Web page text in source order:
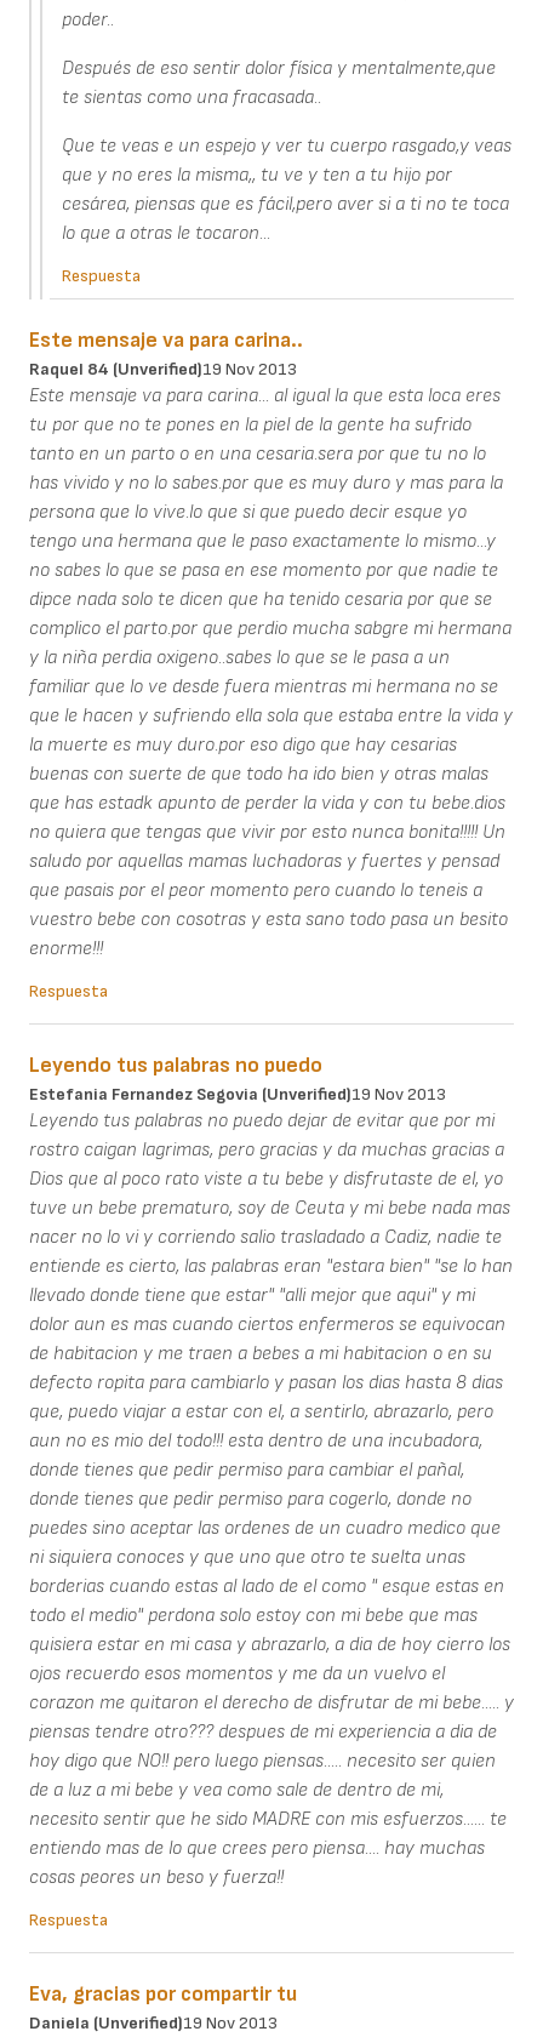
poder..
Después de eso sentir dolor física y mentalmente,que
te sientas como una fracasada..
Que te veas e un espejo y ver tu cuerpo rasgado,y veas
que y no eres la misma,, tu ve y ten a tu hijo por
cesárea, piensas que es fácil,pero aver si a ti no te toca
lo que a otras le tocaron...
Respuesta
Este mensaje va para carina..
Raquel 84 (unverified)19 Nov 2013
Este mensaje va para carina... al igual la que esta loca eres
tu por que no te pones en la piel de la gente ha sufrido
tanto en un parto o en una cesaria.sera por que tu no lo
has vivido y no lo sabes.por que es muy duro y mas para la
persona que lo vive.lo que si que puedo decir esque yo
tengo una hermana que le paso exactamente lo mismo...y
no sabes lo que se pasa en ese momento por que nadie te
dipce nada solo te dicen que ha tenido cesaria por que se
complico el parto.por que perdio mucha sabgre mi hermana
y la niña perdia oxigeno..sabes lo que se le pasa a un
familiar que lo ve desde fuera mientras mi hermana no se
que le hacen y sufriendo ella sola que estaba entre la vida y
la muerte es muy duro.por eso digo que hay cesarias
buenas con suerte de que todo ha ido bien y otras malas
que has estadk apunto de perder la vida y con tu bebe.dios
no quiera que tengas que vivir por esto nunca bonita!!!!! Un
saludo por aquellas mamas luchadoras y fuertes y pensad
que pasais por el peor momento pero cuando lo teneis a
vuestro bebe con cosotras y esta sano todo pasa un besito
enorme!!!
Respuesta
Leyendo tus palabras no puedo
Estefania Fernandez Segovia (unverified)19 Nov 2013
Leyendo tus palabras no puedo dejar de evitar que por mi
rostro caigan lagrimas, pero gracias y da muchas gracias a
Dios que al poco rato viste a tu bebe y disfrutaste de el, yo
tuve un bebe prematuro, soy de Ceuta y mi bebe nada mas
nacer no lo vi y corriendo salio trasladado a Cadiz, nadie te
entiende es cierto, las palabras eran "estara bien" "se lo han
llevado donde tiene que estar" "alli mejor que aqui" y mi
dolor aun es mas cuando ciertos enfermeros se equivocan
de habitacion y me traen a bebes a mi habitacion o en su
defecto ropita para cambiarlo y pasan los dias hasta 8 dias
que, puedo viajar a estar con el, a sentirlo, abrazarlo, pero
aun no es mio del todo!!! esta dentro de una incubadora,
donde tienes que pedir permiso para cambiar el pañal,
donde tienes que pedir permiso para cogerlo, donde no
puedes sino aceptar las ordenes de un cuadro medico que
ni siquiera conoces y que uno que otro te suelta unas
borderias cuando estas al lado de el como " esque estas en
todo el medio" perdona solo estoy con mi bebe que mas
quisiera estar en mi casa y abrazarlo, a dia de hoy cierro los
ojos recuerdo esos momentos y me da un vuelvo el
corazon me quitaron el derecho de disfrutar de mi bebe..... y
piensas tendre otro??? despues de mi experiencia a dia de
hoy digo que NO!! pero luego piensas..... necesito ser quien
de a luz a mi bebe y vea como sale de dentro de mi,
necesito sentir que he sido MADRE con mis esfuerzos...... te
entiendo mas de lo que crees pero piensa.... hay muchas
cosas peores un beso y fuerza!!
Respuesta
Eva, gracias por compartir tu
Daniela (unverified)19 Nov 2013